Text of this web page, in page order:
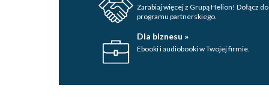
Zarabiaj więcej z Grupą Helion! Dołącz do
programu partnerskiego.
Dla biznesu »
Ebooki i audiobooki w Twojej firmie.